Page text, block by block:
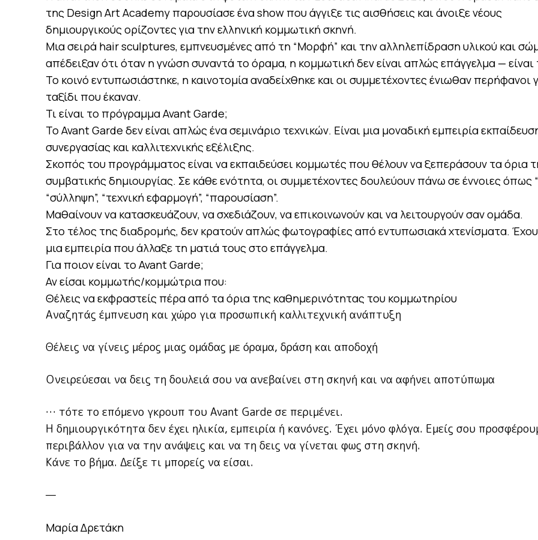
της Design Art Academy παρουσίασε ένα show που άγγιξε τις αισθήσεις και άνοιξε νέους
δημιουργικούς ορίζοντες για την ελληνική κομμωτική σκηνή.
Μια σειρά hair sculptures, εμπνευσμένες από τη “Μορφή” και την αλληλεπίδραση υλικού και
απέδειξαν ότι όταν η γνώση συναντά το όραμα, η κομμωτική δεν είναι απλώς επάγγελμα — είναι
Το κοινό εντυπωσιάστηκε, η καινοτομία αναδείχθηκε και οι συμμετέχοντες ένιωθαν περήφανοι
ταξίδι που έκαναν.
Τι είναι το πρόγραμμα Avant Garde;
Το Avant Garde δεν είναι απλώς ένα σεμινάριο τεχνικών. Είναι μια μοναδική εμπειρία
συνεργασίας και καλλιτεχνικής εξέλιξης.
Σκοπός του προγράμματος είναι να εκπαιδεύσει κομμωτές που θέλουν να ξεπεράσουν τα όρια
συμβατικής δημιουργίας. Σε κάθε ενότητα, οι συμμετέχοντες δουλεύουν πάνω σε έννοιες όπως
“σύλληψη”, “τεχνική εφαρμογή”, “παρουσίαση”.
Μαθαίνουν να κατασκευάζουν, να σχεδιάζουν, να επικοινωνούν και να λειτουργούν σαν ομάδα.
Στο τέλος της διαδρομής, δεν κρατούν απλώς φωτογραφίες από εντυπωσιακά χτενίσματα.
μια εμπειρία που άλλαξε τη ματιά τους στο επάγγελμα.
Για ποιον είναι το Avant Garde;
Αν είσαι κομμωτής/κομμώτρια που:
Θέλεις να εκφραστείς πέρα από τα όρια της καθημερινότητας του κομμωτηρίου
Αναζητάς έμπνευση και χώρο για προσωπική καλλιτεχνική ανάπτυξη
Θέλεις να γίνεις μέρος μιας ομάδας με όραμα, δράση και αποδοχή
Ονειρεύεσαι να δεις τη δουλειά σου να ανεβαίνει στη σκηνή και να αφήνει αποτύπωμα
… τότε το επόμενο γκρουπ του Avant Garde σε περιμένει.
Η δημιουργικότητα δεν έχει ηλικία, εμπειρία ή κανόνες. Έχει μόνο φλόγα. Εμείς σου
περιβάλλον για να την ανάψεις και να τη δεις να γίνεται φως στη σκηνή.
Κάνε το βήμα. Δείξε τι μπορείς να είσαι.
—
Μαρία Δρετάκη